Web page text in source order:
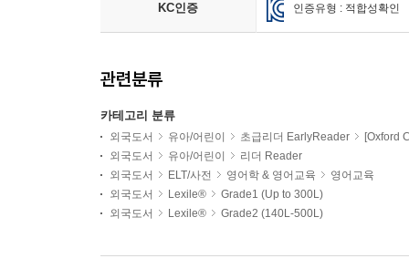
KC인증 인증유형 : 적합성확인
관련분류
카테고리 분류
외국도서 유아/어린이 초급리더 EarlyReader
[Oxford
외국도서
유아/어린이
리더 Reader
외국도서
ELT/사전 영어학 & 영어교육
영어교육
외국도서
Lexile®
Grade1 (Up to 300L)
외국도서
Lexile® Grade2 (140L-500L)